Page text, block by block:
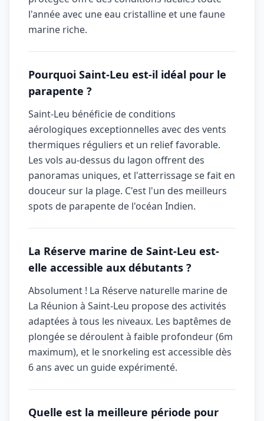
l'année avec une eau cristalline et une faune
marine riche.
Pourquoi Saint-Leu est-il idéal pour le
parapente ?
Saint-Leu bénéficie de conditions
aérologiques exceptionnelles avec des vents
thermiques réguliers et un relief favorable.
Les vols au-dessus du lagon offrent des
panoramas uniques, et l'atterrissage se fait en
douceur sur la plage. C'est l'un des meilleurs
spots de parapente de l'océan Indien.
La Réserve marine de Saint-Leu est-
elle accessible aux débutants ?
Absolument ! La Réserve naturelle marine de
La Réunion à Saint-Leu propose des activités
adaptées à tous les niveaux. Les baptêmes de
plongée se déroulent à faible profondeur (6m
maximum), et le snorkeling est accessible dès
6 ans avec un guide expérimenté.
Quelle est la meilleure période pour